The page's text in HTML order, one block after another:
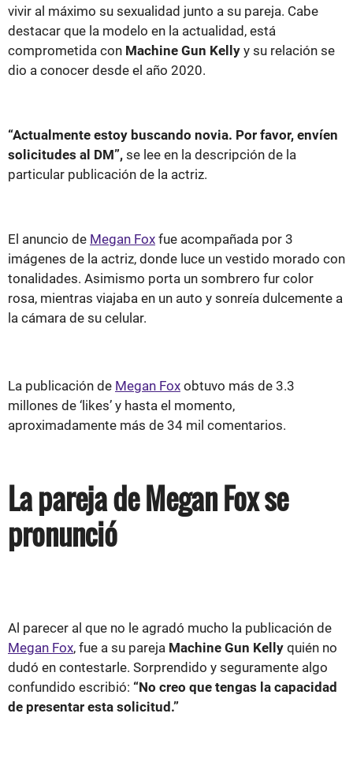
vivir al máximo su sexualidad junto a su pareja. Cabe
destacar que la modelo en la actualidad, está
comprometida con Machine Gun Kelly y su relación se
dio a conocer desde el año 2020.
“Actualmente estoy buscando novia. Por favor, envíen
solicitudes al DM”, se lee en la descripción de la
particular publicación de la actriz.
El anuncio de Megan Fox fue acompañada por 3
imágenes de la actriz, donde luce un vestido morado con
tonalidades. Asimismo porta un sombrero fur color
rosa, mientras viajaba en un auto y sonreía dulcemente a
la cámara de su celular.
La publicación de Megan Fox obtuvo más de 3.3
millones de ‘likes’ y hasta el momento,
aproximadamente más de 34 mil comentarios.
La pareja de Megan Fox se
pronunció
Al parecer al que no le agradó mucho la publicación de
Megan Fox, fue a su pareja Machine Gun Kelly quién no
dudó en contestarle. Sorprendido y seguramente algo
confundido escribió: “No creo que tengas la capacidad
de presentar esta solicitud.”